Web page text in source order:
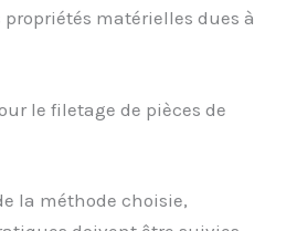
matérielles dues à
le filetage de pièces de
la méthode choisie,